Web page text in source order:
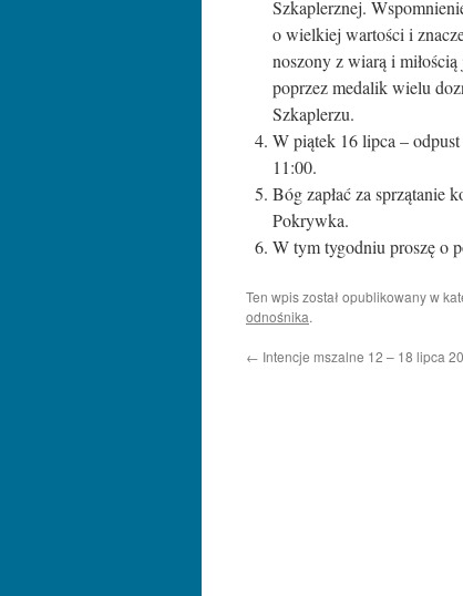
Szkaplerznej.
o wielkiej wartości i
noszony z wiarą i
poprzez medalik wielu
Szkaplerzu.
W piątek 16 lipca –
11:00.
Bóg zapłać za sprzątanie
Pokrywka.
W tym tygodniu proszę o
Ten wpis został opublikowany w
odnośnika.
← Intencje mszalne 12 – 18 lipca